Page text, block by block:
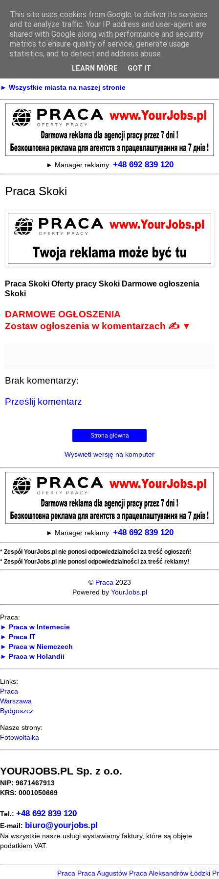
Praca
► KONTAKT ► REKLAMA
► Praca Oferty pracy na terenie całej Polski
► Wszystkie miasta na naszej stronie
► Manager reklamy: +48 692 839 120
Praca Skoki
Praca Skoki Oferty pracy Skoki Darmowe ogłoszenia
Skoki
DARMOWE OGŁOSZENIA
Zostaw ogłoszenia w komentarzach ✍ ▼
Brak komentarzy:
Prześlij komentarz
Strona główna
Wyświetl wersję na komputer
► Manager reklamy: +48 692 839 120
* Zespół YourJobs.pl nie ponosi odpowiedzialności za treść ogłoszeń!
* Zespół YourJobs.pl nie ponosi odpowiedzialności za treść reklamy!
© Praca2023
Powered by YourJobs.pl
Praca:
► Praca w Internecie
► Praca IT
► Praca w Niemczech
► Praca w Holandii
Links:
Praca
Warszawa
Bydgoszcz
Nasze strony:
Fotowoltaika
YOURJOBS.PL Sp. z o.o.
NIP: 9671467913
KRS: 0001050669
Tel.: +48 692 839 120
E-mail: biuro@yourjobs.pl
Na wszystkie nasze usługi wystawiamy faktury, które są objęte
podatkiem VAT.
Praca Praca Augustów Praca Aleksandrów Łódzki
This site uses cookies from Google to deliver its services
and to analyze traffic. Your IP address and user-agent are
shared with Google along with performance and security
metrics to ensure quality of service, generate usage
statistics, and to detect and address abuse.
LEARN MORE GOT IT